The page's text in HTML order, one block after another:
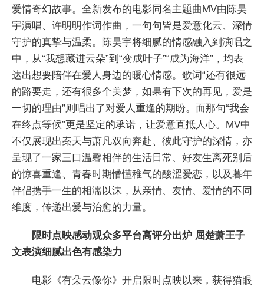
爱情奇幻故事。全新发布的电影同名主题曲MV由陈昊
宇演唱、许明明作词作曲，一句句皆是爱意化云、深情
守护的真挚与温柔。陈昊宇将细腻的情感融入到演唱之
中，从“我想藏进云朵”到“变成叶子”“成为海洋”，均表
达出想要陪伴在爱人身边的暖心情感。歌词“还有很远
的路要走，还有很多个美梦，如果有下次的再见，爱是
一切的理由”则唱出了对爱人重逢的期盼。而那句“我会
在终点等候”更是坚定的承诺，让爱意直抵人心。MV中
不仅展现出秦天与萧凡双向奔赴、彼此守护的深情，亦
呈现了一家三口温馨相伴的生活日常、好友生离死别后
的惊喜重逢、青春时期懵懂稚气的酸涩爱恋，以及暮年
伴侣携手一生的相濡以沫，从亲情、友情、爱情的不同
维度，传递出爱与治愈的力量。
限时点映感动观众多平台高评分出炉 屈楚萧王子
文表演细腻出色有感染力
电影《有朵云像你》开启限时点映以来，获得猫眼